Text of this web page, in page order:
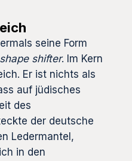
seine Form
shape shifter. Im Kern
Er ist nichts als
auf jüdisches
des
der deutsche
Ledermantel,
in den